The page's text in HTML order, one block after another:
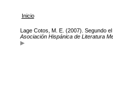
Inicio
Lage Cotos, M. E. (2007). Segundo
Asociación Hispánica de Literatura